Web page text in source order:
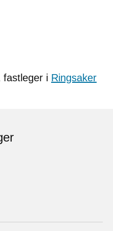
fastleger i Ringsaker